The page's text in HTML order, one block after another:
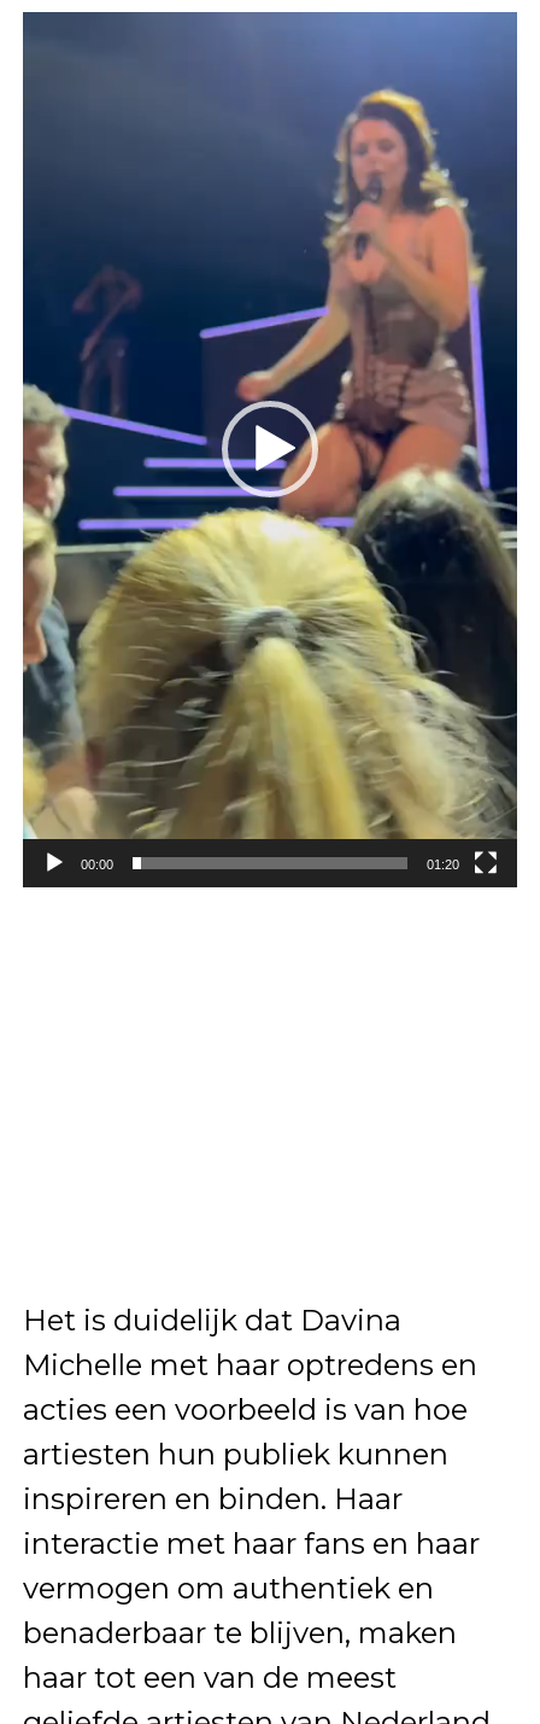
00:00 01:20
Het is duidelijk dat Davina
Michelle met haar optredens en
acties een voorbeeld is van hoe
artiesten hun publiek kunnen
inspireren en binden. Haar
interactie met haar fans en haar
vermogen om authentiek en
benaderbaar te blijven, maken
haar tot een van de meest